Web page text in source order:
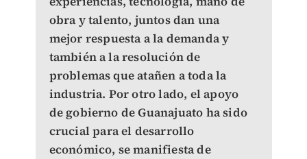
obra y talento, juntos dan una
mejor respuesta a la demanda y
también a la resolución de
problemas que atañen a toda la
industria. Por otro lado, el apoyo
de gobierno de Guanajuato ha sido
crucial para el desarrollo
económico, se manifiesta de